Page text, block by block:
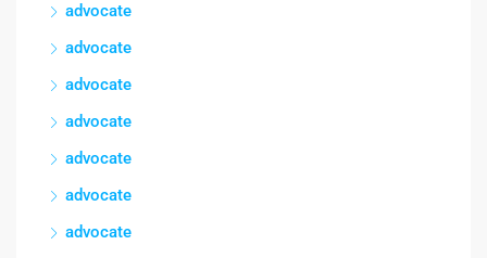
advocate
advocate
advocate
advocate
advocate
advocate
advocate